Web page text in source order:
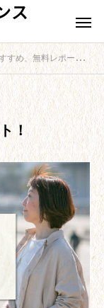
ス
すめ、無料レポート！
！